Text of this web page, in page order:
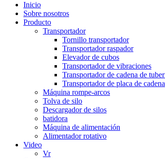
Inicio
Sobre nosotros
Producto
Transportador
Tornillo transportador
Transportador raspador
Elevador de cubos
Transportador de vibraciones
Transportador de cadena de
Transportador de placa de cadena
Máquina rompe-arcos
Tolva de silo
Descargador de silos
batidora
Máquina de alimentación
Alimentador rotativo
Video
Vr